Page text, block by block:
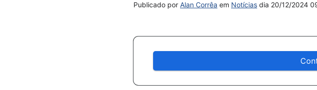
Publicado por Alan Corrêa em Notícias dia 20/12/2024